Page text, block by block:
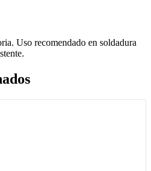
Uso recomendado en soldadura